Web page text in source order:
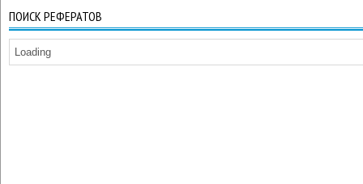
ПОИСК РЕФЕРАТОВ
Loading